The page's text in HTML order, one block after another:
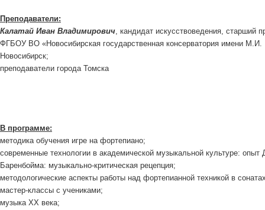
Преподаватели:
Калатай Иван Владимирович, кандидат искусствоведения, старший
ФГБОУ ВО «Новосибирская государственная консерватория имени М.И.
Новосибирск;
преподаватели города Томска
В программе:
методика обучения игре на фортепиано;
современные технологии в академической музыкальной культуре:
Баренбойма: музыкально-критическая рецепция;
методологические аспекты работы над фортепианной техникой в
мастер-классы с учениками;
музыка ХХ века;